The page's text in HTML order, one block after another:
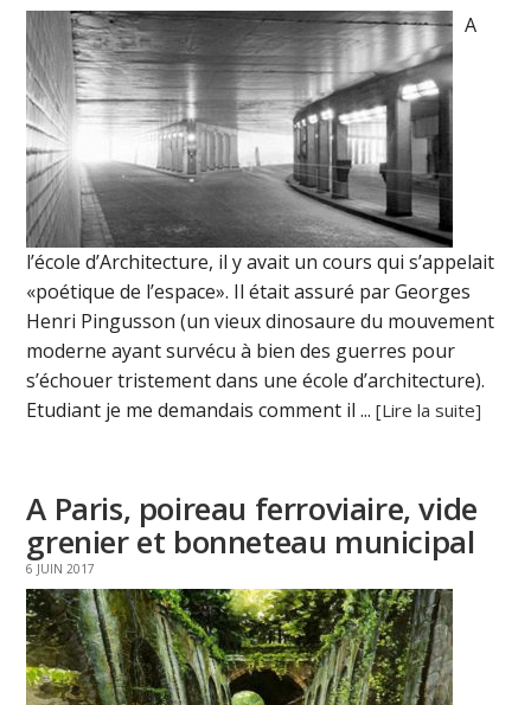
A
l’école d’Architecture, il y avait un cours qui s’appelait
«poétique de l’espace». Il était assuré par Georges
Henri Pingusson (un vieux dinosaure du mouvement
moderne ayant survécu à bien des guerres pour
s’échouer tristement dans une école d’architecture).
Etudiant je me demandais comment il ...[Lire la suite]
A Paris, poireau ferroviaire, vide
grenier et bonneteau municipal
6 JUIN 2017